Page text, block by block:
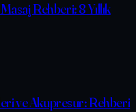
Rehberi: 8 Yıllık
ve Akupresur: Rehberi